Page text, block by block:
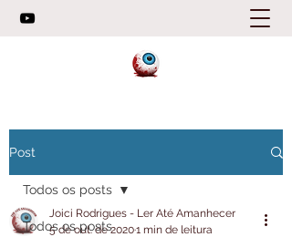
Post
Todos os posts
Todos os posts
Joici Rodrigues - Ler Até Amanhecer
5 de out. de 20201 min de leitura